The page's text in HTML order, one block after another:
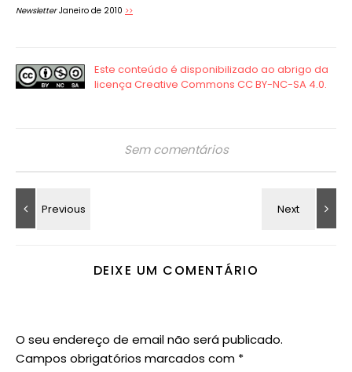
NewsletterJaneiro de 2010 >>
Sem comentários
DEIXE UM COMENTÁRIO
O seu endereço de email não será publicado.
Campos obrigatórios marcados com *